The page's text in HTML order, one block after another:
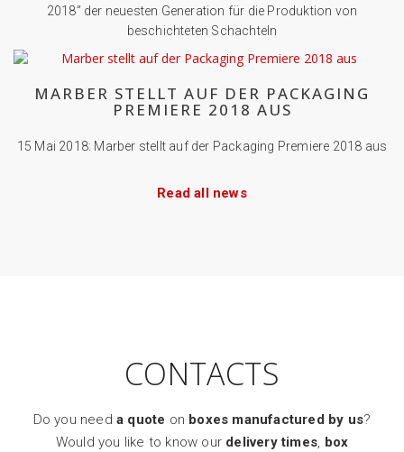
2018” der neuesten Generation für die Produktion von
beschichteten Schachteln
MARBER STELLT AUF DER PACKAGING
PREMIERE 2018 AUS
15 Mai 2018: Marber stellt auf der Packaging Premiere 2018 aus
Read all news
CONTACTS
Do you needa quote on boxes manufactured by us?
Would you like to know our delivery times, box